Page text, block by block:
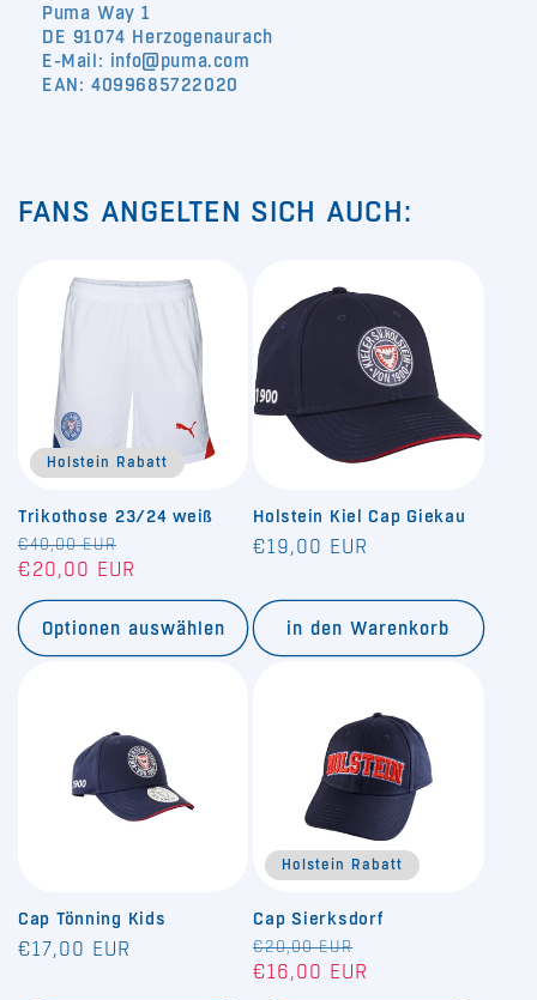
Puma Way 1
DE 91074 Herzogenaurach
E-Mail: info@puma.com
EAN: 4099685722020
FANS ANGELTEN SICH AUCH:
Holstein Rabatt
Trikothose 23/24 weiß
Normaler
Preis
€40,00 EUR
Verkaufspreis
€20,00 EUR
Optionen auswählen
Holstein Kiel Cap Giekau
Normaler
€19,00 EUR
in den Warenkorb
Cap Tönning Kids
Normaler
€17,00 EUR
Holstein Rabatt
Cap Sierksdorf
Normaler
Preis
€20,00 EUR
€16,00 EUR